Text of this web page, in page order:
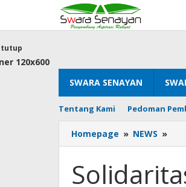
konten
SWARA SENAYAN
Tentang Kami Pedoman
tutup
Homepage » NEWS »